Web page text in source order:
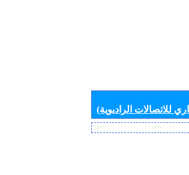
للاتصالات الراديوية)